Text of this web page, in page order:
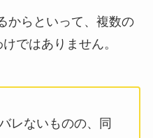
からといって、複数の
ではありません。
レないものの、同